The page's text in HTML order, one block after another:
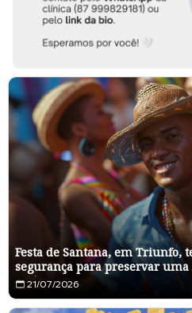
Festa de Santana, em Triunfo,
segurança para preservar
região
21/07/2026